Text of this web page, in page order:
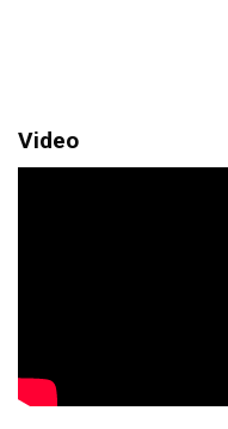
Video